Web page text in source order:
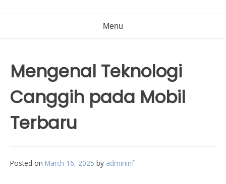
Menu
Mengenal Teknologi
Canggih pada Mobil
Terbaru
Posted on March 16, 2025 by admininf